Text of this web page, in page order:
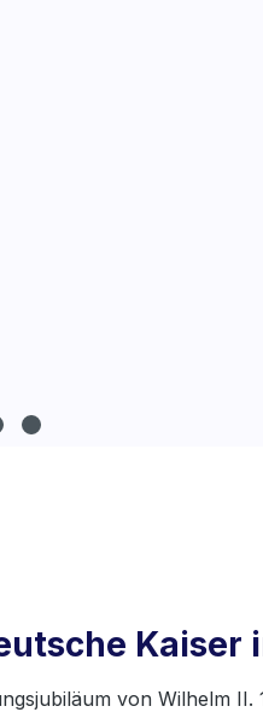
Kaiser
von Wilhelm